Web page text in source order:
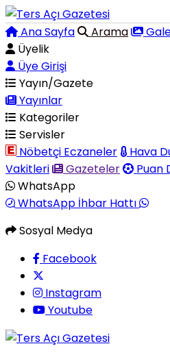
Ana Sayfa Arama
Üyelik
Üye Girişi
Yayın/Gazete
Yayınlar
Kategoriler
Servisler
Nöbetçi Eczaneler
Hava
Vakitleri
Gazeteler
Puan
WhatsApp
WhatsApp İhbar Hattı
Sosyal Medya
Facebook
Instagram
Youtube